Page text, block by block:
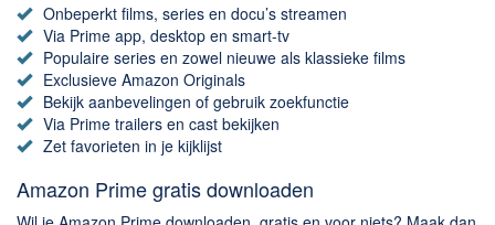
Shopping
Spelletjes en Games
Webbrowsers
Onbeperkt films, series en docu’s streamen
Via Prime app, desktop en smart-tv
Populaire series en zowel nieuwe als klassieke films
Exclusieve Amazon Originals
Bekijk aanbevelingen of gebruik zoekfunctie
Via Prime trailers en cast bekijken
Zet favorieten in je kijklijst
Amazon Prime gratis downloaden